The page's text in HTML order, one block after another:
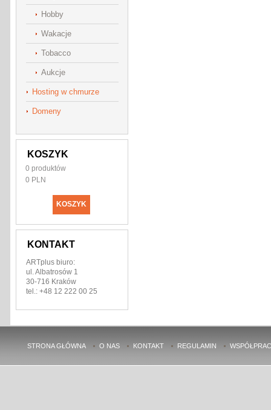
Hobby
Wakacje
Tobacco
Aukcje
Hosting w chmurze
Domeny
KOSZYK
0 produktów
0 PLN
KOSZYK
KONTAKT
ARTplus biuro:
ul. Albatrosów 1
30-716 Kraków
tel.: +48 12 222 00 25
STRONA GŁÓWNA O NAS KONTAKT REGULAMIN